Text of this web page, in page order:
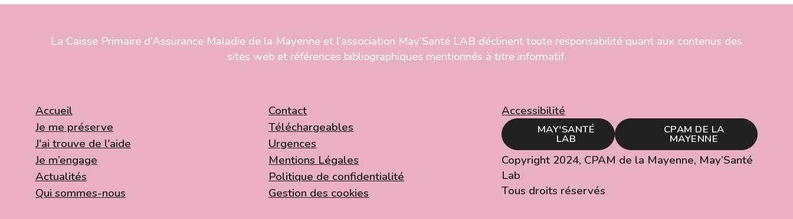
La Caisse Primaire d’Assurance Maladie de la Mayenne et l’association May’Santé LAB déclinent toute responsabilité quant aux contenus des
sites web et références bibliographiques mentionnés à titre informatif.
Accueil
Je me préserve
J'ai trouve de l'aide
Je m’engage
Actualités
Qui sommes-nous
Contact
Téléchargeables
Urgences
Mentions Légales
Politique de confidentialité
Gestion des cookies
Accessibilité
MAY'SANTÉ
LAB
CPAM DE LA
MAYENNE
Copyright 2024, CPAM de la Mayenne, May’Santé
Lab
Tous droits réservés